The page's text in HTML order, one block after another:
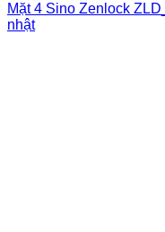
Mặt 4 Sino Zenlock
nhật